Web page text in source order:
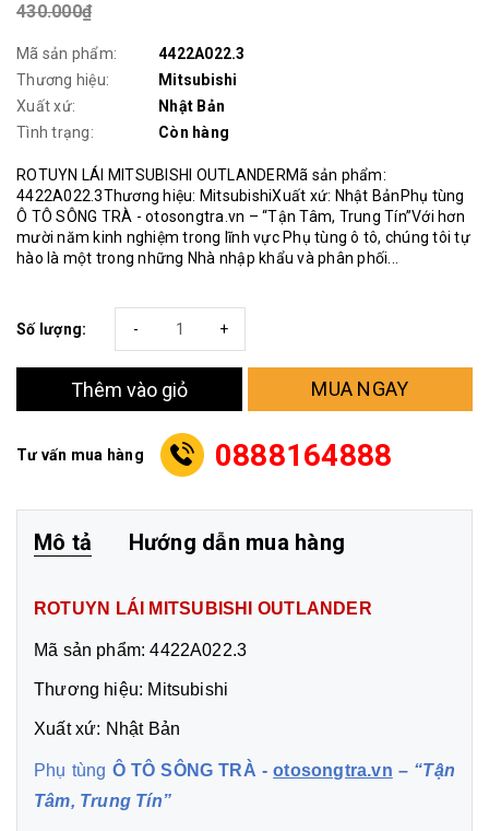
430.000₫
Mã sản phẩm:
4422A022.3
Thương hiệu:
Mitsubishi
Xuất xứ:
Nhật Bản
Tình trạng:
Còn hàng
ROTUYN LÁI MITSUBISHI OUTLANDERMã sản phẩm:
4422A022.3Thương hiệu: MitsubishiXuất xứ: Nhật BảnPhụ tùng
Ô TÔ SÔNG TRÀ - otosongtra.vn – “Tận Tâm, Trung Tín”Với hơn
mười năm kinh nghiệm trong lĩnh vực Phụ tùng ô tô, chúng tôi tự
hào là một trong những Nhà nhập khẩu và phân phối...
Số lượng: +
-
Thêm vào giỏ MUA NGAY
Tư vấn mua hàng 0888164888
Mô tả Hướng dẫn mua hàng
ROTUYN LÁI MITSUBISHI OUTLANDER
Mã sản phẩm: 4422A022.3
Thương hiệu: Mitsubishi
Xuất xứ: Nhật Bản
Phụ tùng Ô TÔ SÔNG TRÀ -otosongtra.vn – “Tận
Tâm, Trung Tín”